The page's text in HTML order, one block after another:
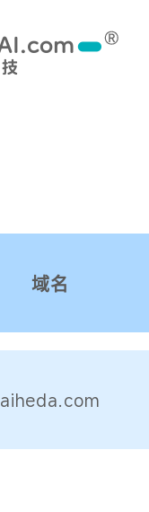
域名
aiheda.com